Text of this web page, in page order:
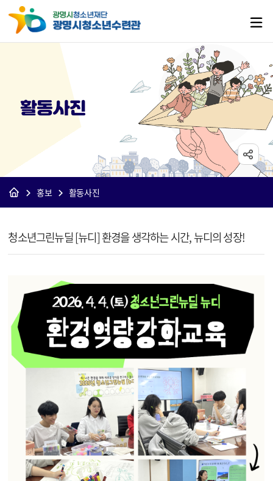
활동사진
홍보 활동사진
청소년그린뉴딜 [뉴디] 환경을 생각하는 시간, 뉴디의 성장!